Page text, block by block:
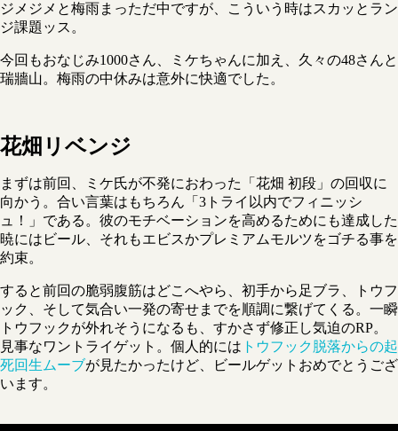
ジメジメと梅雨まっただ中ですが、こういう時はスカッとラン
ジ課題ッス。
今回もおなじみ1000さん、ミケちゃんに加え、久々の48さんと
瑞牆山。梅雨の中休みは意外に快適でした。
花畑リベンジ
まずは前回、ミケ氏が不発におわった「花畑 初段」の回収に
向かう。合い言葉はもちろん「3トライ以内でフィニッシ
ュ！」である。彼のモチベーションを高めるためにも達成した
暁にはビール、それもエビスかプレミアムモルツをゴチる事を
約束。
すると前回の脆弱腹筋はどこへやら、初手から足ブラ、トウフ
ック、そして気合い一発の寄せまでを順調に繋げてくる。一瞬
トウフックが外れそうになるも、すかさず修正し気迫のRP。
見事なワントライゲット。個人的には トウフック脱落からの起
死回生ムーブが見たかったけど、ビールゲットおめでとうござ
います。